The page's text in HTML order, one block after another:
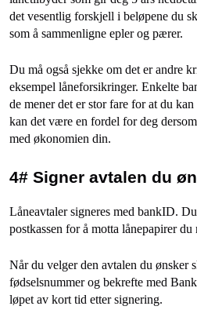
det vesentlig forskjell i beløpene du
som å sammenligne epler og pærer.
Du må også sjekke om det er andre
eksempel låneforsikringer. Enkelte
de mener det er stor fare for at du
kan det være en fordel for deg
med økonomien din.
4# Signer avtalen du
Låneavtaler signeres med bankID.
postkassen for å motta lånepapirer du
Når du velger den avtalen du ønsker
fødselsnummer og bekrefte med
løpet av kort tid etter signering.